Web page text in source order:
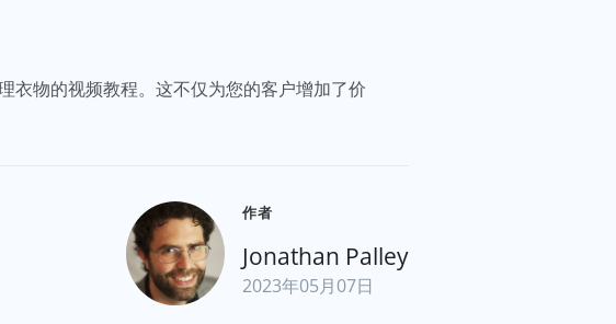
衣物的视频教程。这不仅为您的客户增加了价
作者
Jonathan Palley
2023年05月07日